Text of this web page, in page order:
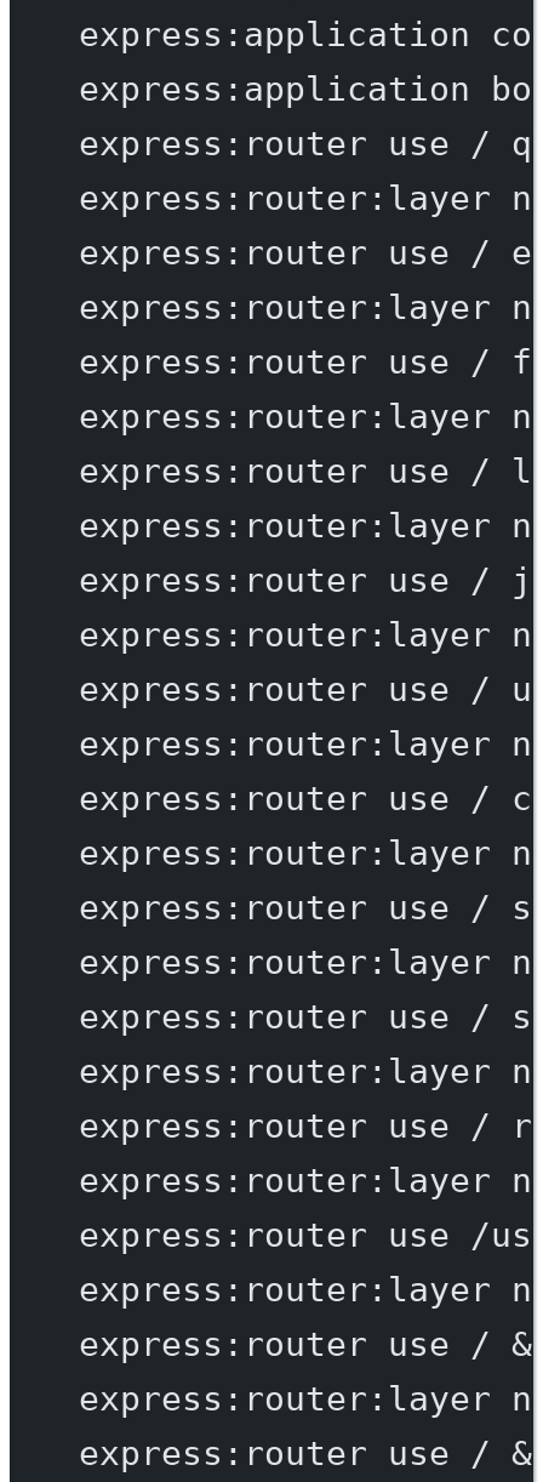
express:application
express:application
express:router
use /
express:router:layer
express:router
use /
express:router:layer
express:router
use /
express:router:layer
express:router
use /
express:router:layer
express:router
use /
express:router:layer
express:router
use /
express:router:layer
express:router
use /
express:router:layer
express:router
use /
express:router:layer
express:router
use /
express:router:layer
express:router
use /
express:router:layer
express:router
use
/
express:router:layer
express:router
use / &
express:router:layer
express:router
use / &